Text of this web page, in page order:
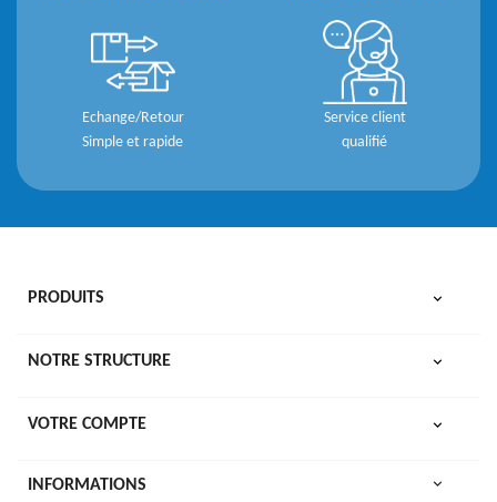
Echange/Retour
Simple et rapide
Service client
qualifié
PRODUITS 
NOTRE STRUCTURE 
VOTRE COMPTE 
INFORMATIONS keyboard_arrow_down